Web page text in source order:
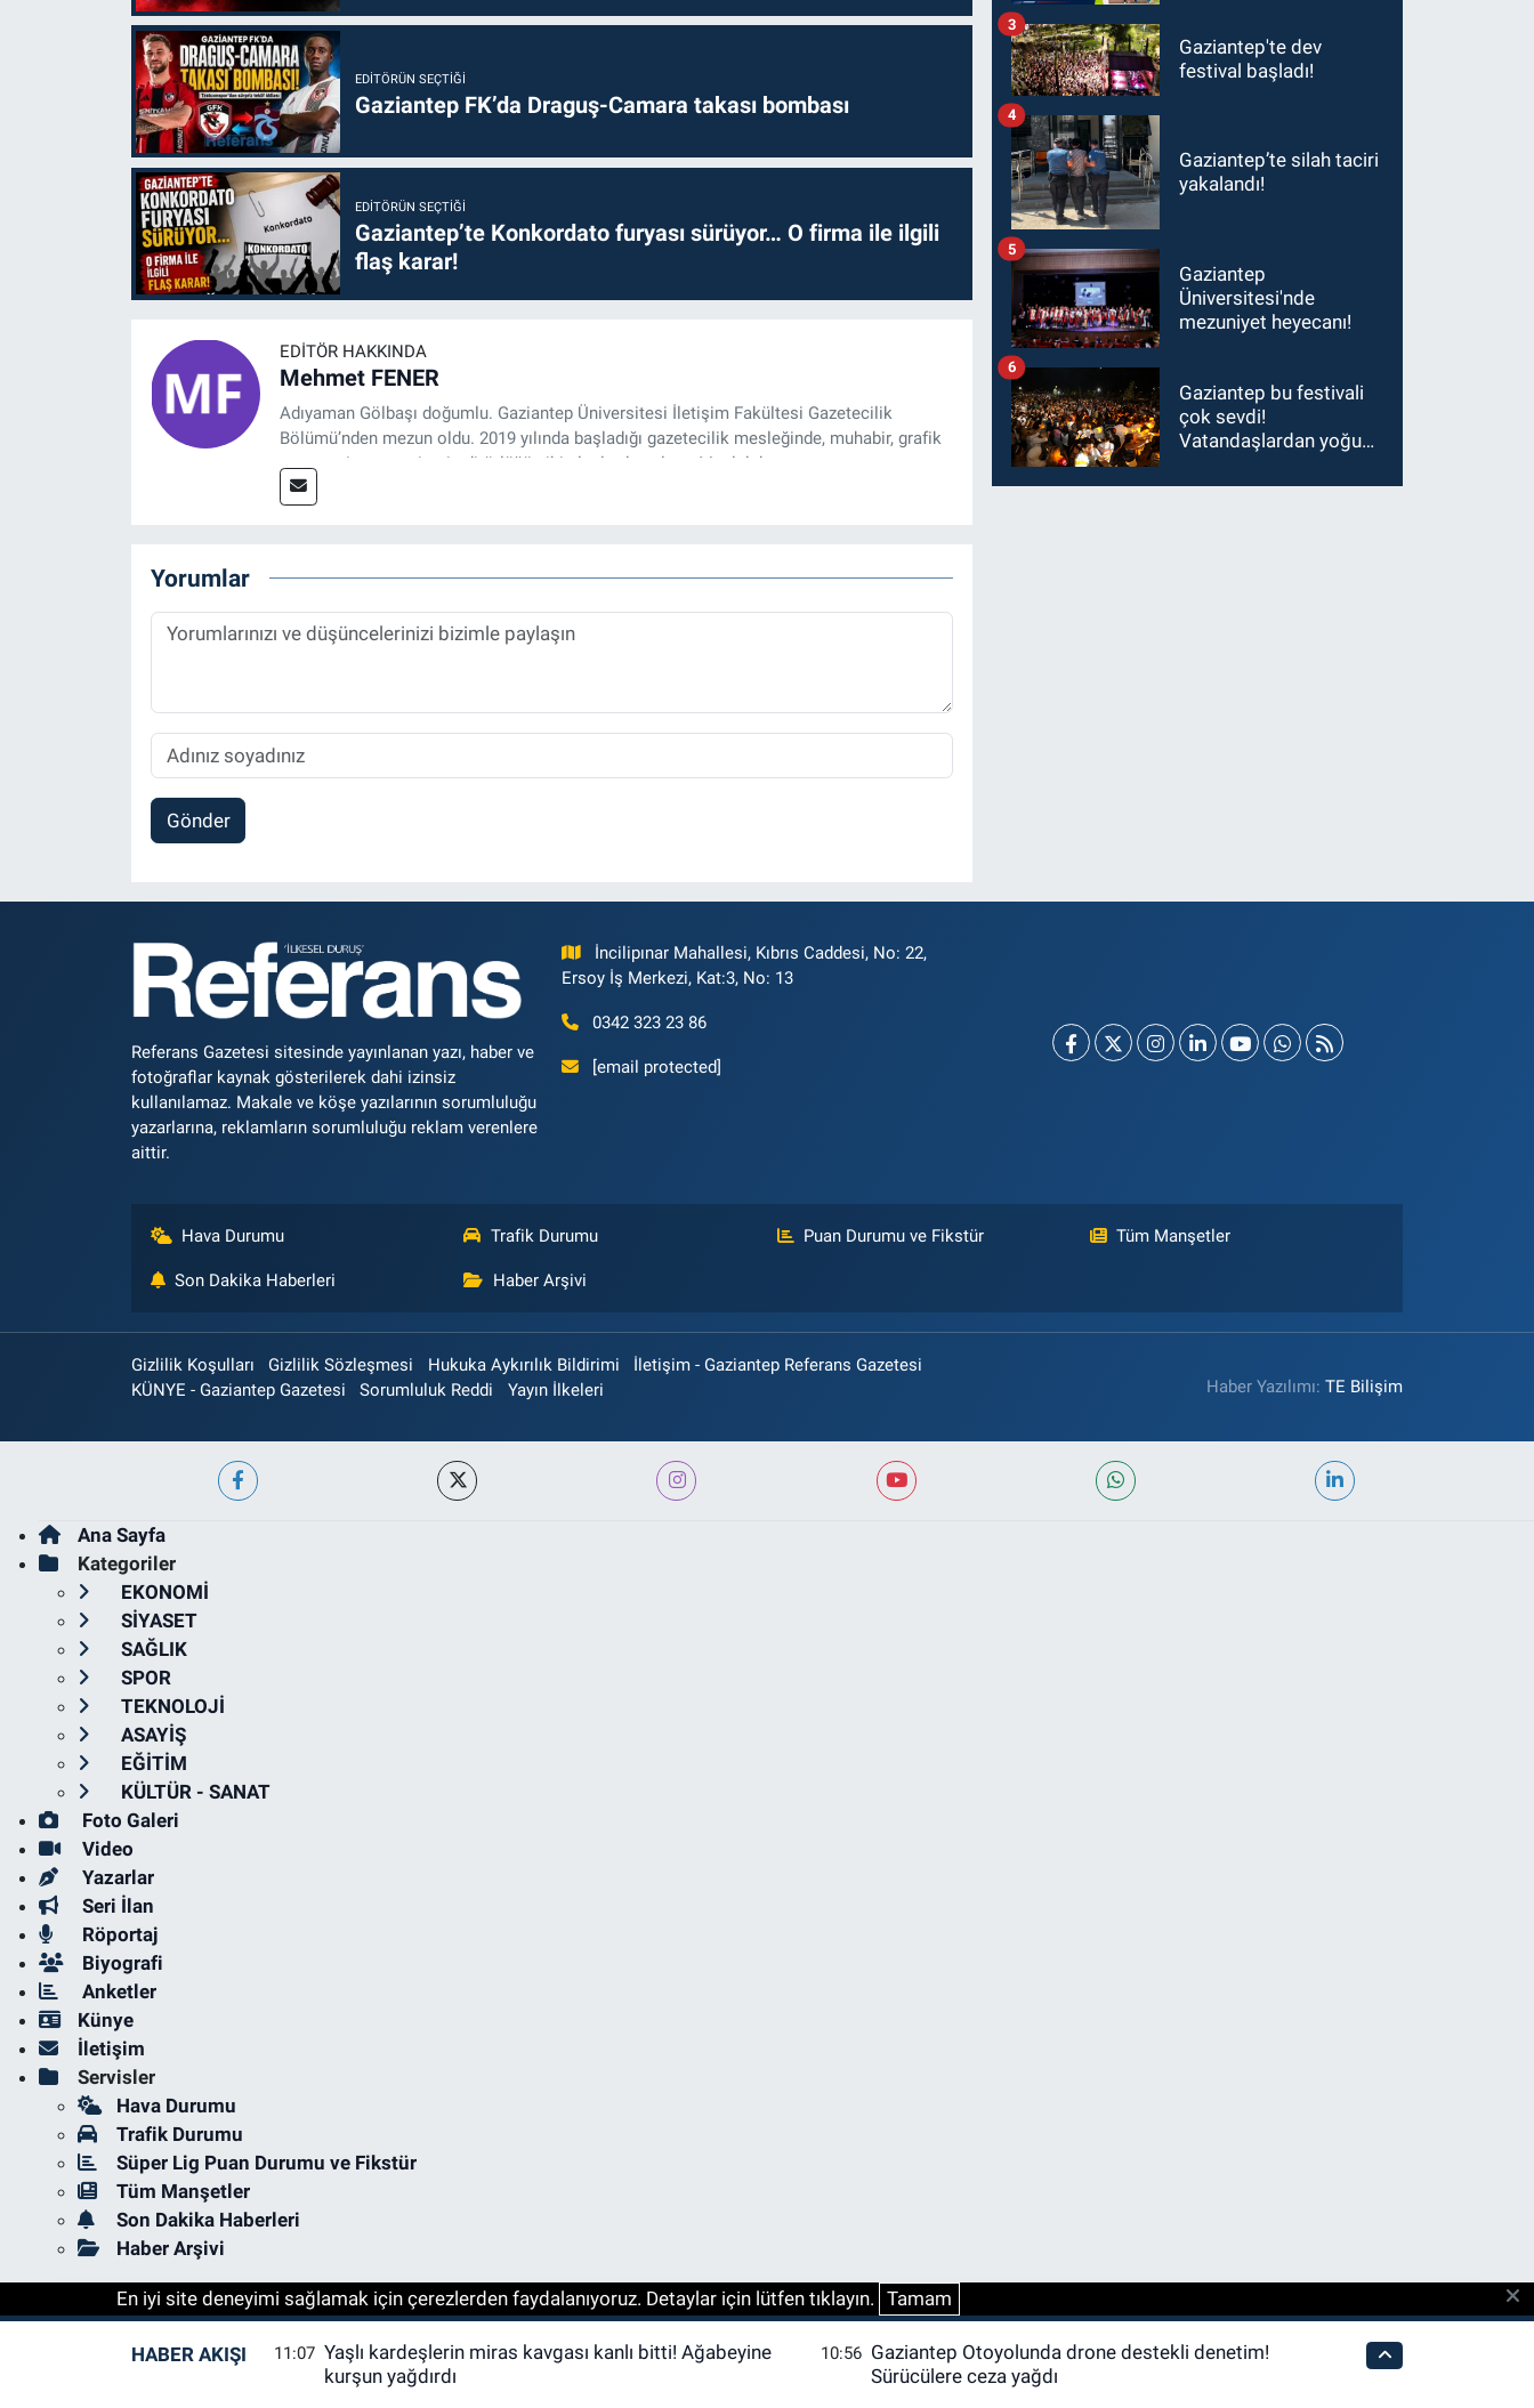
EDITÖRÜN SEÇTIĞI
Gaziantep FK’da Draguş-Camara takası bombası
EDITÖRÜN SEÇTIĞI
Gaziantep’te Konkordato furyası sürüyor… O firma ile ilgili
flaş karar!
EDITÖR HAKKINDA
Mehmet FENER
Adıyaman Gölbaşı doğumlu. Gaziantep Üniversitesi İletişim Fakültesi Gazetecilik
Bölümü’nden mezun oldu. 2019 yılında başladığı gazetecilik mesleğinde, muhabir, grafik
tasarım, internet sitesi editörlüğü gibi alanlarda çalıştı. Meslek hayatına
Referansgazetesi.com.tr’de yazı işleri müdürü ve “Güncel, Spor ve Teknolojiden Sorumlu
Yorumlar
Gönder
Gaziantep'te dev
festival başladı!
3
Gaziantep’te silah taciri
yakalandı!
4
Gaziantep
Üniversitesi'nde
mezuniyet heyecanı!
5
Gaziantep bu festivali
çok sevdi!
Vatandaşlardan yoğun
6
Referans Gazetesi sitesinde yayınlanan yazı, haber ve
fotoğraflar kaynak gösterilerek dahi izinsiz
kullanılamaz. Makale ve köşe yazılarının sorumluluğu
yazarlarına, reklamların sorumluluğu reklam verenlere
aittir.
İncilipınar Mahallesi, Kıbrıs Caddesi, No: 22,
Ersoy İş Merkezi, Kat:3, No: 13
0342 323 23 86
[email protected]
Hava Durumu Trafik Durumu Puan Durumu ve Fikstür Tüm Manşetler
Son Dakika Haberleri Haber Arşivi
Gizlilik Koşulları Gizlilik Sözleşmesi Hukuka Aykırılık Bildirimi
İletişim - Gaziantep Referans Gazetesi
KÜNYE - Gaziantep Gazetesi
Sorumluluk Reddi Yayın İlkeleri Haber Yazılımı:TE Bilişim
Ana Sayfa
Kategoriler
EKONOMİ
SİYASET
SAĞLIK
SPOR
TEKNOLOJİ
ASAYİŞ
EĞİTİM
KÜLTÜR - SANAT
Foto Galeri
Video
Yazarlar
Seri İlan
Röportaj
Biyografi
Anketler
Künye
İletişim
Servisler
Hava Durumu
Trafik Durumu
Süper Lig Puan Durumu ve Fikstür
Tüm Manşetler
Son Dakika Haberleri
Haber Arşivi
En iyi site deneyimi sağlamak için çerezlerden faydalanıyoruz. Detaylar için lütfen tıklayın. Tamam
HABER AKIŞI 11:07 Yaşlı kardeşlerin miras kavgası kanlı bitti! Ağabeyine
kurşun yağdırdı
10:56 Gaziantep Otoyolunda drone destekli denetim!
Sürücülere ceza yağdı